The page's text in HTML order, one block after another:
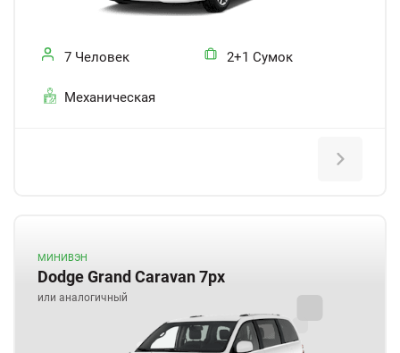
7 Человек 2+1 Сумок
Механическая
МИНИВЭН
Dodge Grand Caravan 7px
или аналогичный